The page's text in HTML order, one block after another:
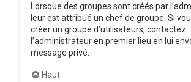
Lorsque des groupes sont créés par
leur est attribué un chef de groupe. Si
créer un groupe d’utilisateurs, contactez
l’administrateur en premier lieu en lui
message privé.
Haut